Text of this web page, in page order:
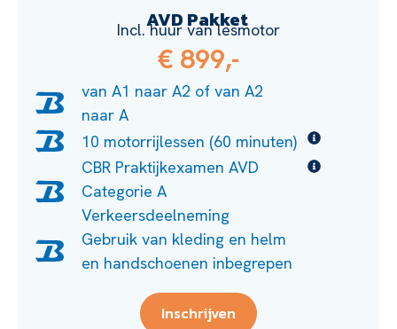
AVD Pakket
Incl. huur van lesmotor
€ 899,-
van A1 naar A2 of van A2
naar A
10 motorrijlessen (60 minuten)
CBR Praktijkexamen AVD
Categorie A
Verkeersdeelneming
Gebruik van kleding en helm
en handschoenen inbegrepen
Inschrijven